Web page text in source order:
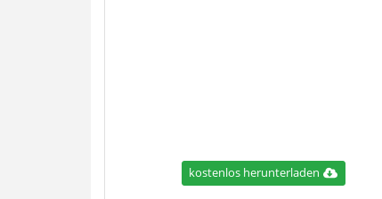
kostenlos herunterladen